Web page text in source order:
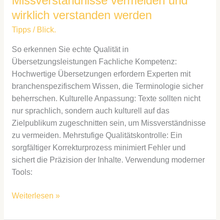
wirklich verstanden werden
Tipps/ Blick.
So erkennen Sie echte Qualität in
Übersetzungsleistungen Fachliche Kompetenz:
Hochwertige Übersetzungen erfordern Experten mit
branchenspezifischem Wissen, die Terminologie sicher
beherrschen. Kulturelle Anpassung: Texte sollten nicht
nur sprachlich, sondern auch kulturell auf das
Zielpublikum zugeschnitten sein, um Missverständnisse
zu vermeiden. Mehrstufige Qualitätskontrolle: Ein
sorgfältiger Korrekturprozess minimiert Fehler und
sichert die Präzision der Inhalte. Verwendung moderner
Tools:
Weiterlesen »